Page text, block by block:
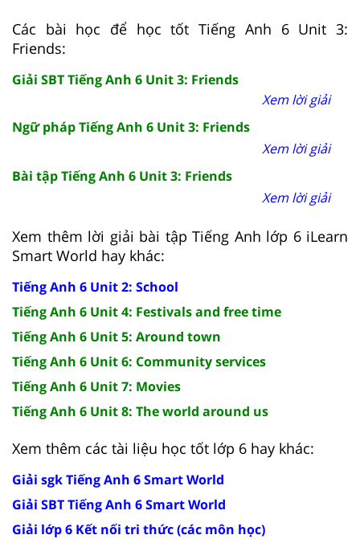
Các bài học để học tốt Tiếng Anh 6 Unit 3:
Friends:
Giải SBT Tiếng Anh 6 Unit 3: Friends
Xem lời giải
Ngữ pháp Tiếng Anh 6 Unit 3: Friends
Xem lời giải
Bài tập Tiếng Anh 6 Unit 3: Friends
Xem lời giải
Xem thêm lời giải bài tập Tiếng Anh lớp 6 iLearn
Smart World hay khác:
Tiếng Anh 6 Unit 2: School
Tiếng Anh 6 Unit 4: Festivals and free time
Tiếng Anh 6 Unit 5: Around town
Tiếng Anh 6 Unit 6: Community services
Tiếng Anh 6 Unit 7: Movies
Tiếng Anh 6 Unit 8: The world around us
Xem thêm các tài liệu học tốt lớp 6 hay khác:
Giải sgk Tiếng Anh 6 Smart World
Giải SBT Tiếng Anh 6 Smart World
Giải lớp 6 Kết nối tri thức (các môn học)